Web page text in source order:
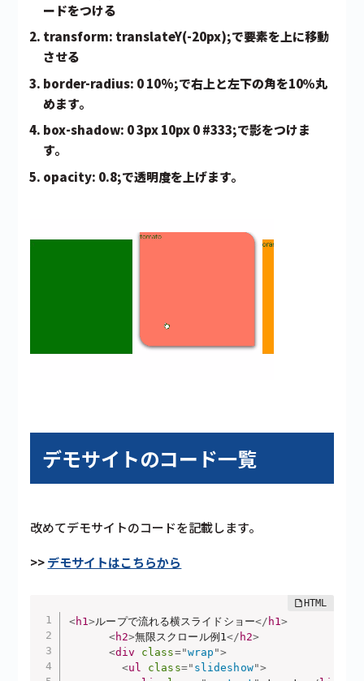
ードをつける
transform: translateY(-20px);で要素を上に移動
させる
border-radius: 0 10%;で右上と左下の角を10％丸
めます。
box-shadow: 0 3px 10px 0 #333;で影をつけま
す。
opacity: 0.8;で透明度を上げます。
デモサイトのコード一覧
改めてデモサイトのコードを記載します。
>>デモサイトはこちらから
<h1>ループで流れる横スライドショー</ h1>
<h2>無限スクロール例1 </ h2>
<div class="wrap ">
<ul class=" slideshow">